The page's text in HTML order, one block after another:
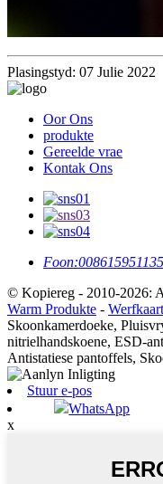
Plasingstyd: 07 Julie 2022
Oor Ons
produkte
Gereelde vrae
Kontak Ons
Foon:
© Kopiereg - 2010-2026:
Warm Produkte - Werfkaart
Skoonkamerdoeke,
nitrielhandskoene, ESD-
Antistatiese pantoffels,
Stuur e-pos
WhatsApp
x